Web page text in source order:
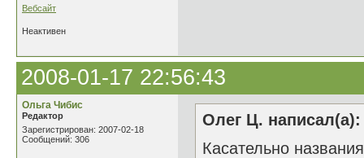
Вебсайт
Неактивен
2008-01-17 22:56:43
Ольга Чибис
Редактор
Зарегистрирован: 2007-02-18
Сообщений: 306
Олег Ц. написал(а):
Касательно